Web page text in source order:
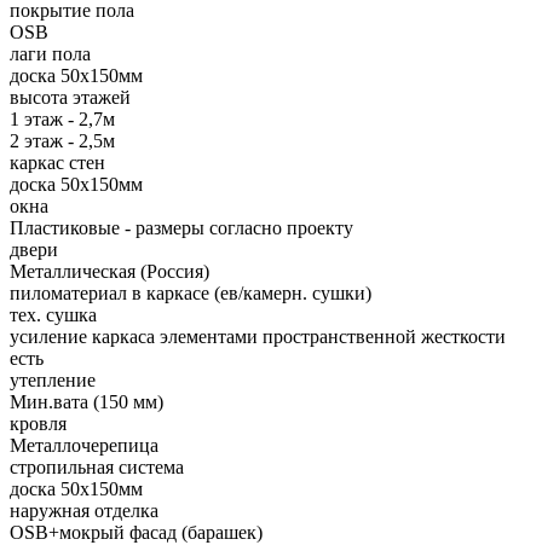
покрытие пола
OSB
лаги пола
доска 50х150мм
высота этажей
1 этаж - 2,7м
2 этаж - 2,5м
каркас стен
доска 50х150мм
окна
Пластиковые - размеры согласно проекту
двери
Металлическая (Россия)
пиломатериал в каркасе (ев/камерн. сушки)
тех. сушка
усиление каркаса элементами пространственной жесткости
есть
утепление
Мин.вата (150 мм)
кровля
Металлочерепица
стропильная система
доска 50х150мм
наружная отделка
OSB+мокрый фасад (барашек)